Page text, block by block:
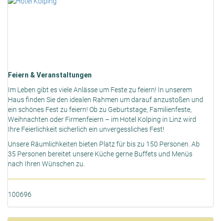
Feiern & Veranstaltungen
Im Leben gibt es viele Anlässe um Feste zu feiern! In unserem
Haus finden Sie den idealen Rahmen um darauf anzustoßen und
ein schönes Fest zu feiern! Ob zu Geburtstage, Familienfeste,
Weihnachten oder Firmenfeiern – im Hotel Kolping in Linz wird
Ihre Feierlichkeit sicherlich ein unvergessliches Fest!
Unsere Räumlichkeiten bieten Platz für bis zu 150 Personen. Ab
35 Personen bereitet unsere Küche gerne Buffets und Menüs
nach Ihren Wünschen zu.
100696